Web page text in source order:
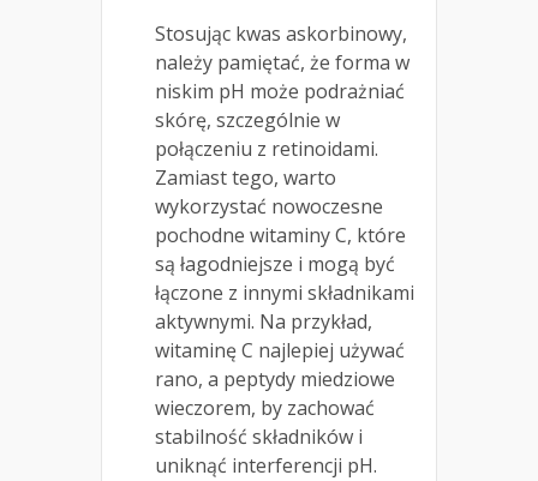
Stosując kwas askorbinowy,
należy pamiętać, że forma w
niskim pH może podrażniać
skórę, szczególnie w
połączeniu z retinoidami.
Zamiast tego, warto
wykorzystać nowoczesne
pochodne witaminy C, które
są łagodniejsze i mogą być
łączone z innymi składnikami
aktywnymi. Na przykład,
witaminę C najlepiej używać
rano, a peptydy miedziowe
wieczorem, by zachować
stabilność składników i
uniknąć interferencji pH.